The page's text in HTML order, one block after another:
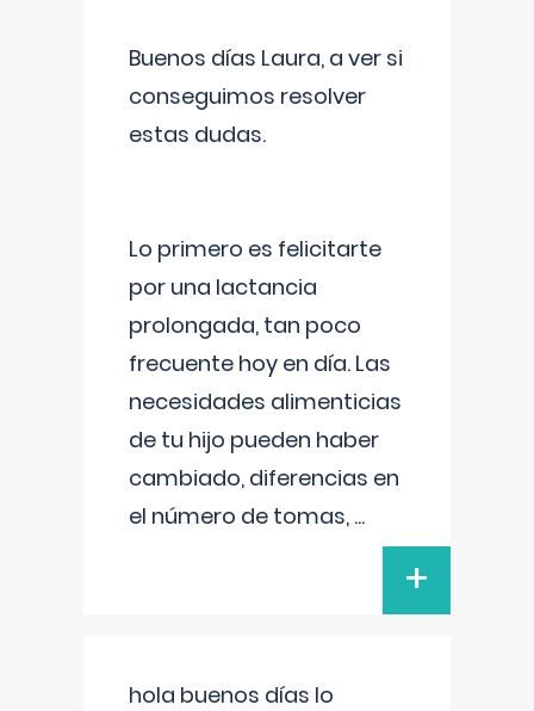
Buenos días Laura, a ver si
conseguimos resolver
estas dudas.
Lo primero es felicitarte
por una lactancia
prolongada, tan poco
frecuente hoy en día. Las
necesidades alimenticias
de tu hijo pueden haber
cambiado, diferencias en
el número de tomas, ...
+
hola buenos días lo